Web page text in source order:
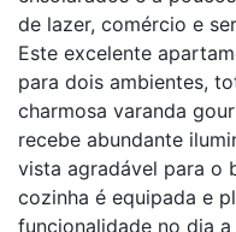
de lazer, comércio e
Este excelente
para dois ambientes,
charmosa varanda
recebe abundante
vista agradável para o
cozinha é equipada e
funcionalidade no dia